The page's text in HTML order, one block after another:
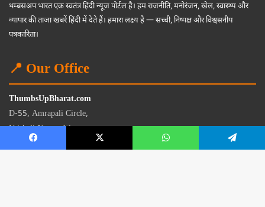
थम्बसअप भारत एक स्वतंत्र हिंदी न्यूज पोर्टल है। हम राजनीति, मनोरंजन, खेल, स्वास्थ्य और
व्यापार की ताजा खबरें हिंदी में देते हैं। हमारा लक्ष्य है — सच्ची, निष्पक्ष और विश्वसनीय
पत्रकारिता।
📍 Our Office
ThumbsUpBharat.com
D-55, Amrapali Circle,
Vaishali Nagar, Jaipur
Rajasthan - 302021